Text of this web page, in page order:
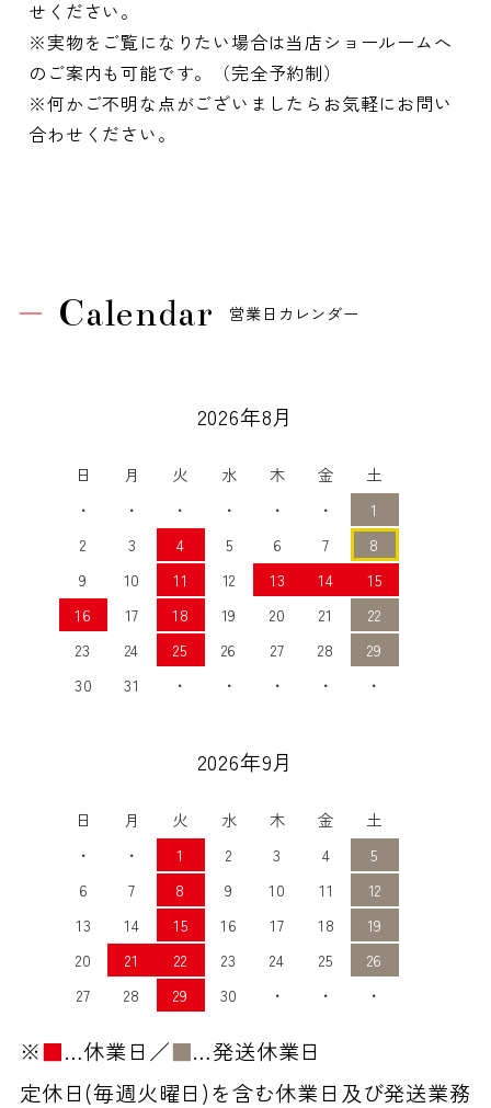
せください。
※実物をご覧になりたい場合は当店ショールームへ
のご案内も可能です。（完全予約制）
※何かご不明な点がございましたらお気軽にお問い
合わせください。
Calendar 営業日カレンダー
2026年8月
日 月 火 水 木 金
土
・
・ ・ ・ ・ ・
1
2
3 4 5 6 7
8
9
10 11 12 13 14
15
16
17 18 19 20 21
22
23
24 25 26 27 28
29
30
31 ・ ・ ・ ・ ・
2026年9月
日 月 火 水 木 金
土
・
・ 1 2 3 4
5
6
7 8 9 10 11
12
13
14 15 16 17 18
19
20
21 22 23 24 25
26
27
28 29 30 ・ ・ ・
※■…休業日／■…発送休業日
定休日(毎週火曜日)を含む休業日及び発送業務